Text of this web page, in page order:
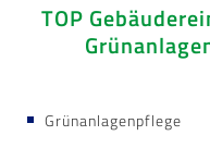
TOP
Grünanlagenpflege